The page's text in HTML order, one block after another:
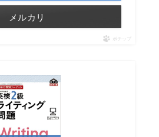
メルカリ
ポチップ